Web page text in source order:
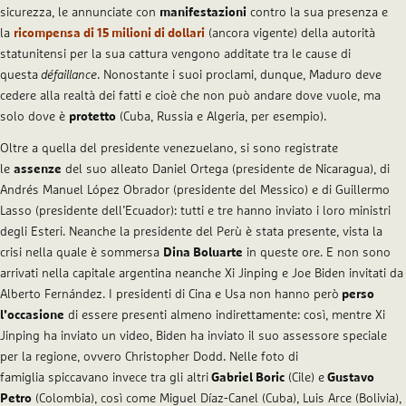
sicurezza, le annunciate con manifestazioni contro la sua presenza e
la ricompensa di 15 milioni di dollari (ancora vigente) della autorità
statunitensi per la sua cattura vengono additate tra le cause di
questa défaillance. Nonostante i suoi proclami, dunque, Maduro deve
cedere alla realtà dei fatti e cioè che non può andare dove vuole, ma
solo dove è protetto (Cuba, Russia e Algeria, per esempio).
Oltre a quella del presidente venezuelano, si sono registrate
le assenze del suo alleato Daniel Ortega (presidente de Nicaragua), di
Andrés Manuel López Obrador (presidente del Messico) e di Guillermo
Lasso (presidente dell’Ecuador): tutti e tre hanno inviato i loro ministri
degli Esteri. Neanche la presidente del Perù è stata presente, vista la
crisi nella quale è sommersa Dina Boluarte in queste ore. E non sono
arrivati nella capitale argentina neanche Xi Jinping e Joe Biden invitati da
Alberto Fernández. I presidenti di Cina e Usa non hanno però perso
l’occasione di essere presenti almeno indirettamente: così, mentre Xi
Jinping ha inviato un video, Biden ha inviato il suo assessore speciale
per la regione, ovvero Christopher Dodd. Nelle foto di
famiglia spiccavano invece tra gli altri Gabriel Boric (Cile) e Gustavo
Petro (Colombia), così come Miguel Díaz-Canel (Cuba), Luis Arce (Bolivia),